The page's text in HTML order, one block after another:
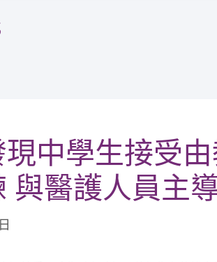
中學生接受
與醫護人員主